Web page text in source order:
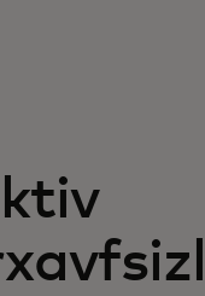
uchun
uchun